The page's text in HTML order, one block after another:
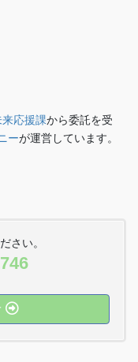
応援課から委託を受
ーが運営しています。
さい。